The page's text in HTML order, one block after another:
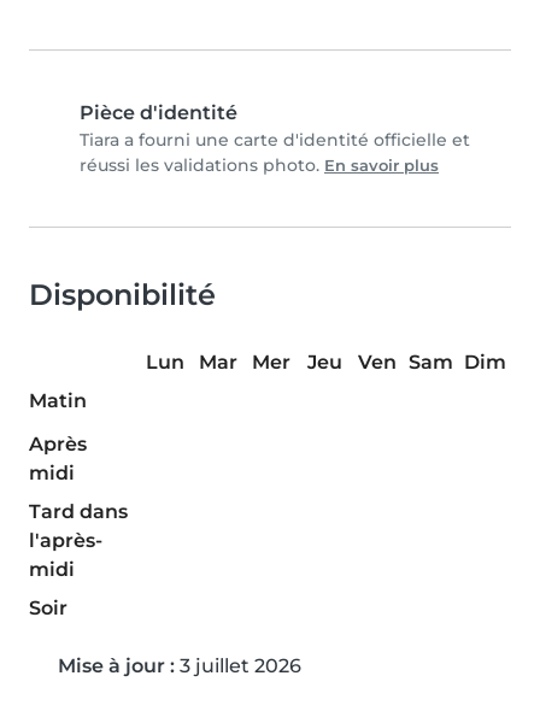
Pièce d'identité
Tiara a fourni une carte d'identité officielle et
réussi les validations photo. En savoir plus
Disponibilité
Lun Mar Mer Jeu Ven Sam Dim
Matin
Après
midi
Tard dans
l'après-
midi
Soir
Mise à jour : 3 juillet 2026